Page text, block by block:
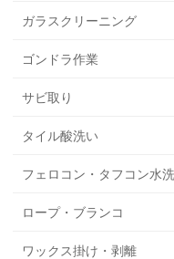
ガラスクリーニング
ゴンドラ作業
サビ取り
タイル酸洗い
フェロコン・タフコン水
ロープ・ブランコ
ワックス掛け・剥離